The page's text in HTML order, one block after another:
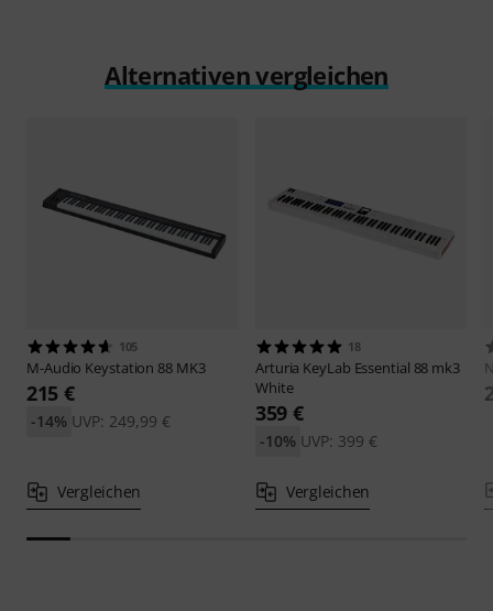
Alternativen vergleichen
105
M-Audio Keystation 88 MK3
215 €
UVP: 249,99 €
-14%
Vergleichen
18
Arturia KeyLab Essential 88 mk3
White
359 €
UVP: 399 €
-10%
Vergleichen